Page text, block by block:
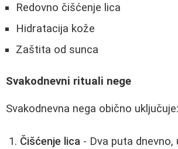
Redovno čišćenje lica
Hidratacija kože
Zaštita od sunca
Svakodnevni rituali nege
Svakodnevna nega obično uključuje:
Čišćenje lica - Dva puta dnevno,